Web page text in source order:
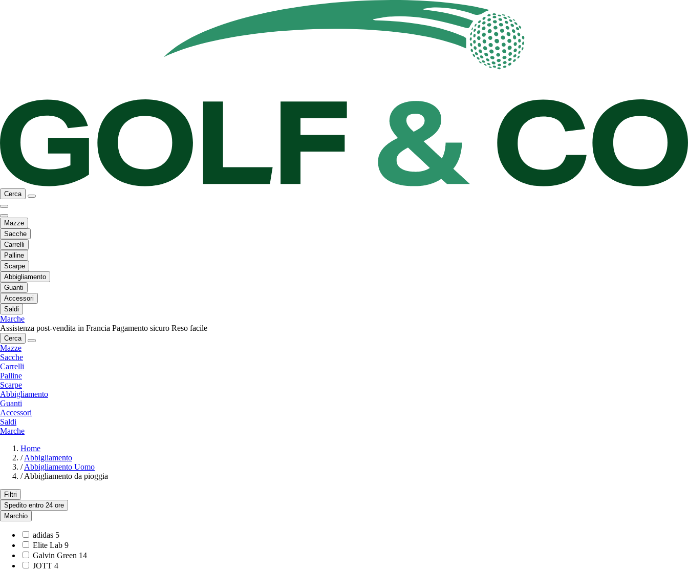
Cerca
Mazze
Sacche
Carrelli
Palline
Scarpe
Abbigliamento
Guanti
Accessori
Saldi
Marche
Assistenza post-vendita in Francia Pagamento sicuro Reso facile
Cerca
Mazze
Sacche
Carrelli
Palline
Scarpe
Abbigliamento
Guanti
Accessori
Saldi
Marche
Home
/ Abbigliamento
/ Abbigliamento Uomo
/ Abbigliamento da pioggia
Filtri
Spedito entro 24 ore
Marchio
adidas 5
Elite Lab 9
Galvin Green 14
JOTT 4